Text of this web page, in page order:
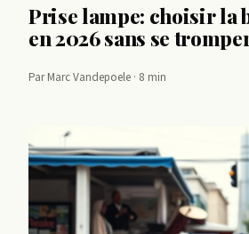
Prise lampe: choisir la
en 2026 sans se
Par Marc Vandepoele · 8 min